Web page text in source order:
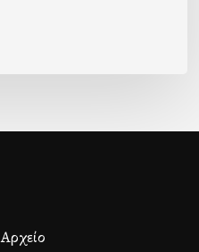
Αρχείο